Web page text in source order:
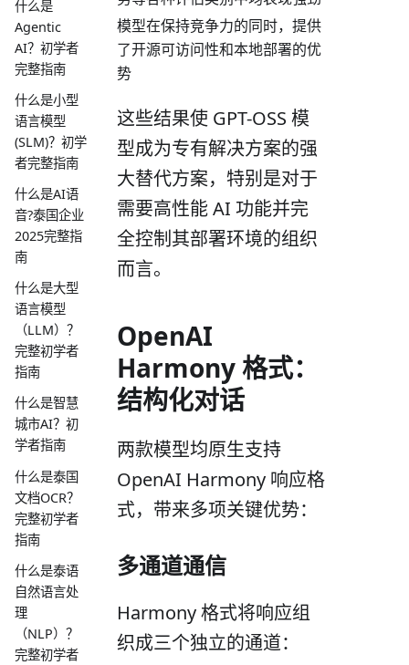
什么是
Agentic
AI？初学者
完整指南
什么是小型
语言模型
(SLM)？初学
者完整指南
什么是AI语
音?泰国企业
2025完整指
南
什么是大型
语言模型
（LLM）？
完整初学者
指南
什么是智慧
城市AI？初
学者指南
什么是泰国
文档OCR？
完整初学者
指南
什么是泰语
自然语言处
理
（NLP）？
完整初学者
模型在保持竞争力的同时，提供
了开源可访问性和本地部署的优
势
这些结果使 GPT-OSS 模
型成为专有解决方案的强
大替代方案，特别是对于
需要高性能 AI 功能并完
全控制其部署环境的组织
而言。
OpenAI
Harmony 格式：
结构化对话
两款模型均原生支持
OpenAI Harmony 响应格
式，带来多项关键优势：
多通道通信
Harmony 格式将响应组
织成三个独立的通道：